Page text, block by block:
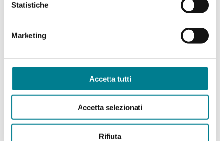
Statistiche
Marketing
Accetta tutti
Accetta selezionati
Rifiuta